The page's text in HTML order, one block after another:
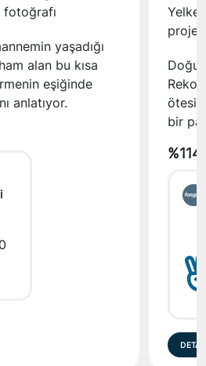
yaşadığı
alan bu kısa
eşiğinde
anlatıyor.
bir
%114